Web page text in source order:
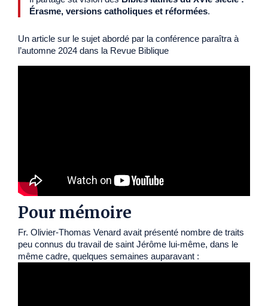
Érasme, versions catholiques et réformées.
Un article sur le sujet abordé par la conférence paraîtra à
l’automne 2024 dans la Revue Biblique
Pour mémoire
Fr. Olivier-Thomas Venard avait présenté nombre de traits
peu connus du travail de saint Jérôme lui-même, dans le
même cadre, quelques semaines auparavant :